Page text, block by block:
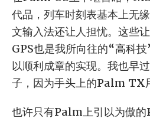
代品，列车时刻表基本上无
文输入法还让人担忧。这些
GPS也是我所向往的“高科
以顺利成章的实现。我也早
子，因为手头上的Palm TX
也许只有Palm上引以为傲